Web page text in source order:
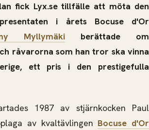
fick Lyx.se tillfälle att möta den
i årets Bocuse d'Or
Myllymäki berättade om
råvarorna som han tror ska vinna
ett pris i den prestigefulla
1987 av stjärnkocken Paul
av kvaltävlingen Bocuse d'Or